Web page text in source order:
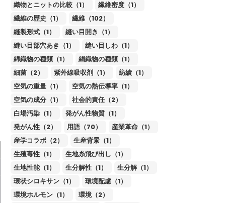
織物とニットの比較（1）
繊維密度（1）
繊維の歴史（1）
繊維（102）
縫製形式（1）
縫い目開き（1）
縫い目部穴あき（1）
縫い目しわ（1）
綿織物の種類（1）
絹織物の種類（1）
細菌（2）
紫外線吸収剤（1）
紡績（1）
空気の重量（1）
空気の熱伝導率（1）
空気の成分（1）
社会的責任（2）
白場汚染（1）
発がん性物質（1）
発がん性（2）
用語（70）
産業革命（1）
産学コラボ（2）
生産背景（1）
生殖毒性（1）
生地糸飛び出し（1）
生地性能（1）
生分解性（1）
生分解（1）
環状シロキサン（1）
環境配慮（1）
環境ホルモン（1）
環境（2）